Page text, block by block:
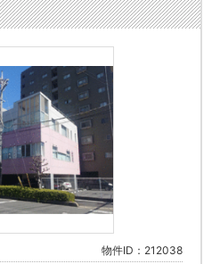
物件ID：212038